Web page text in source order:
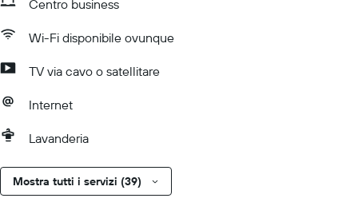
Centro business
Wi-Fi disponibile ovunque
TV via cavo o satellitare
Internet
Lavanderia
Mostra tutti i servizi (39)